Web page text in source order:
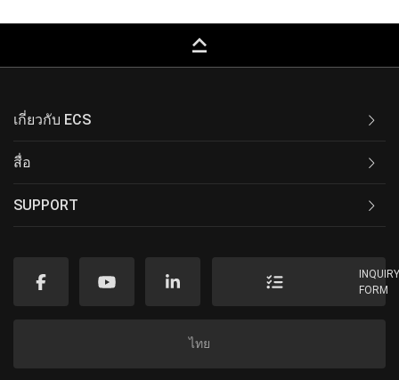
keyboard_capslock
เกี่ยวกับ ECS
สื่อ
SUPPORT
FORM
ไทย